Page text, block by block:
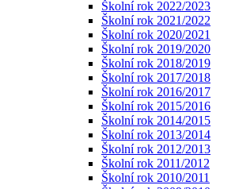
Školní rok 2022/2023
Školní rok 2021/2022
Školní rok 2020/2021
Školní rok 2019/2020
Školní rok 2018/2019
Školní rok 2017/2018
Školní rok 2016/2017
Školní rok 2015/2016
Školní rok 2014/2015
Školní rok 2013/2014
Školní rok 2012/2013
Školní rok 2011/2012
Školní rok 2010/2011